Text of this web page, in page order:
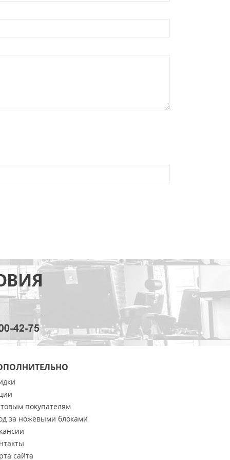
покупателям
за ножевыми блоками
сайта